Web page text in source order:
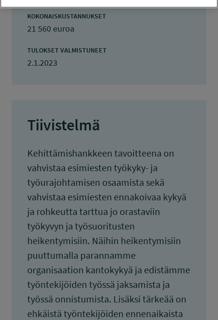
KOKONAISKUSTANNUKSET
21 560 euroa
TULOKSET VALMISTUNEET
2.1.2023
Tiivistelmä
Kehittämishankkeen tavoitteena on
vahvistaa esimiesten työkyky- ja
työurajohtamisen osaamista sekä
vahvistaa esimiesten ennakoivaa kykyä
ja rohkeutta tarttua jo orastaviin
työkyvyn ja työsuoritusten
heikentymisiin. Näihin heikentymisiin
puuttumalla parannamme
organisaation kantokykyä ja edistämme
työntekijöiden työssä jaksamista ja
työssä onnistumista. Lisäksi tärkeää on
ehkäistä työntekijöiden ennenaikaista